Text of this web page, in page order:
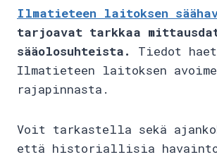
Ilmatieteen laitoksen
tarjoavat tarkkaa
sääolosuhteista.
Tiedot
Ilmatieteen laitoksen
rajapinnasta.
Voit tarkastella sekä
että historiallisia